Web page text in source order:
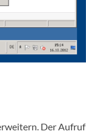
Der Aufruf